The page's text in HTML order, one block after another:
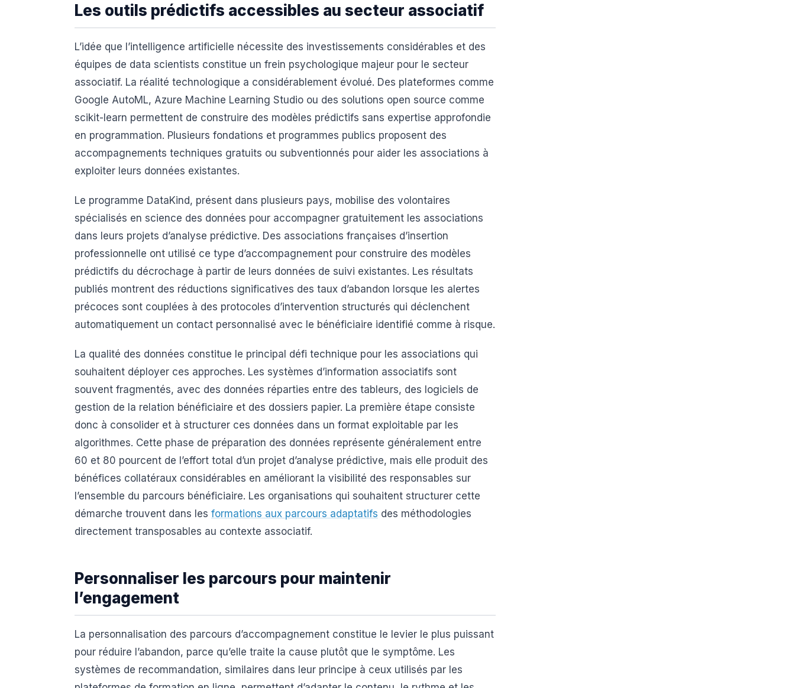
Les outils prédictifs accessibles au secteur associatif
L’idée que l’intelligence artificielle nécessite des investissements considérables et des
équipes de data scientists constitue un frein psychologique majeur pour le secteur
associatif. La réalité technologique a considérablement évolué. Des plateformes comme
Google AutoML, Azure Machine Learning Studio ou des solutions open source comme
scikit-learn permettent de construire des modèles prédictifs sans expertise approfondie
en programmation. Plusieurs fondations et programmes publics proposent des
accompagnements techniques gratuits ou subventionnés pour aider les associations à
exploiter leurs données existantes.
Le programme DataKind, présent dans plusieurs pays, mobilise des volontaires
spécialisés en science des données pour accompagner gratuitement les associations
dans leurs projets d’analyse prédictive. Des associations françaises d’insertion
professionnelle ont utilisé ce type d’accompagnement pour construire des modèles
prédictifs du décrochage à partir de leurs données de suivi existantes. Les résultats
publiés montrent des réductions significatives des taux d’abandon lorsque les alertes
précoces sont couplées à des protocoles d’intervention structurés qui déclenchent
automatiquement un contact personnalisé avec le bénéficiaire identifié comme à risque.
La qualité des données constitue le principal défi technique pour les associations qui
souhaitent déployer ces approches. Les systèmes d’information associatifs sont
souvent fragmentés, avec des données réparties entre des tableurs, des logiciels de
gestion de la relation bénéficiaire et des dossiers papier. La première étape consiste
donc à consolider et à structurer ces données dans un format exploitable par les
algorithmes. Cette phase de préparation des données représente généralement entre
60 et 80 pourcent de l’effort total d’un projet d’analyse prédictive, mais elle produit des
bénéfices collatéraux considérables en améliorant la visibilité des responsables sur
l’ensemble du parcours bénéficiaire. Les organisations qui souhaitent structurer cette
démarche trouvent dans les formations aux parcours adaptatifs des méthodologies
directement transposables au contexte associatif.
Personnaliser les parcours pour maintenir
l’engagement
La personnalisation des parcours d’accompagnement constitue le levier le plus puissant
pour réduire l’abandon, parce qu’elle traite la cause plutôt que le symptôme. Les
systèmes de recommandation, similaires dans leur principe à ceux utilisés par les